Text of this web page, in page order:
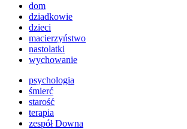
dom
dziadkowie
dzieci
macierzyństwo
nastolatki
wychowanie
psychologia
śmierć
starość
terapia
zespół Downa